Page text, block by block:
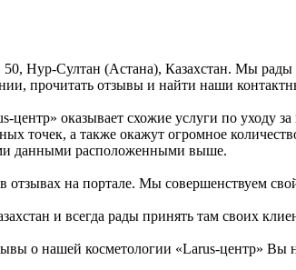
Нур-Султан (Астана), Казахстан. Мы
прочитать отзывы и найти наши
центр» оказывает схожие услуги по уходу
точек, а также окажут огромное
данными расположенными выше.
на портале. Мы совершенствуем
и всегда рады принять там своих
о нашей косметологии «Larus-центр» Вы